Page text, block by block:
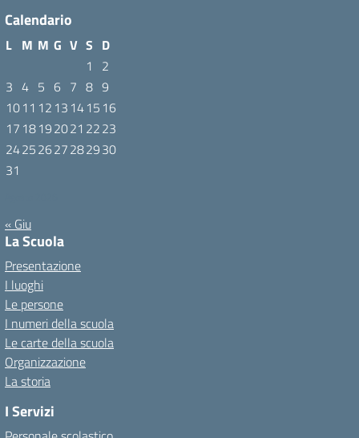
Calendario
L M M G V S D
1
2
3 4 5 6 7 8 9
1011 12 13 1415 16
17 18192021 2223
24252627282930
31
« Giu
La Scuola
Presentazione
I luoghi
Le persone
I numeri della scuola
Le carte della scuola
Organizzazione
La storia
I Servizi